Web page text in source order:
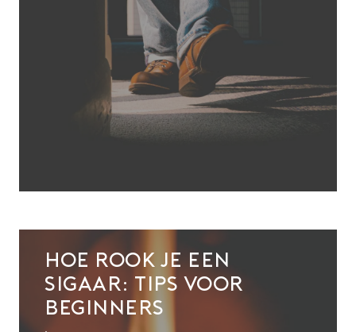
Hoe rook je een
sigaar: tips voor
beginners